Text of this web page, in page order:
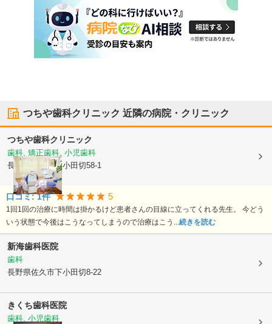
つちや歯科クリニック 近隣の病院・クリニック
つちや歯科クリニック
歯科, 矯正歯科, 小児歯科
長野県佐久市中小田切58-1
口コミ:1件 5
1回1回の治療に時間は掛かるけど患者さんの目線に立ってくれる先生。 今どう
いう状態で今後はこうなってしまうので治療はこう...続きを読む
新海歯科医院
歯科
長野県佐久市下小田切8-22
きくち歯科医院
歯科, 小児歯科